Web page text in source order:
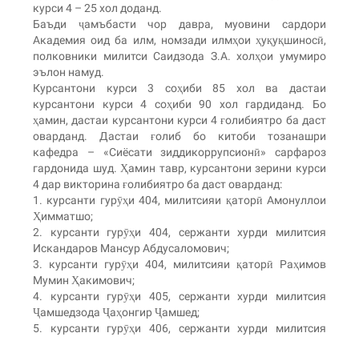
курси 4 – 25 хол доданд.
Баъди ҷамъбасти чор давра, муовини сардори
Академия оид ба илм, номзади илмҳои ҳуқуқшиносӣ,
полковники милитси Саидзода З.А. холҳои умумиро
эълон намуд.
Курсантони курси 3 соҳиби 85 хол ва дастаи
курсантони курси 4 соҳиби 90 хол гардиданд. Бо
ҳамин, дастаи курсантони курси 4 ғолибиятро ба даст
оварданд. Дастаи ғолиб бо китоби тозанашри
кафедра – «Сиёсати зиддикоррупсионӣ» сарфароз
гардонида шуд. Ҳамин тавр, курсантони зерини курси
4 дар викторина ғолибиятро ба даст оварданд:
1. курсанти гурӯҳи 404, милитсияи қаторӣ Амонуллои
Ҳимматшо;
2. курсанти гурӯҳи 404, сержанти хурди милитсия
Искандаров Мансур Абдусаломович;
3. курсанти гурӯҳи 404, милитсияи қаторӣ Раҳимов
Мумин Ҳакимович;
4. курсанти гурӯҳи 405, сержанти хурди милитсия
Ҷамшедзода Ҷаҳонгир Ҷамшед;
5. курсанти гурӯҳи 406, сержанти хурди милитсия